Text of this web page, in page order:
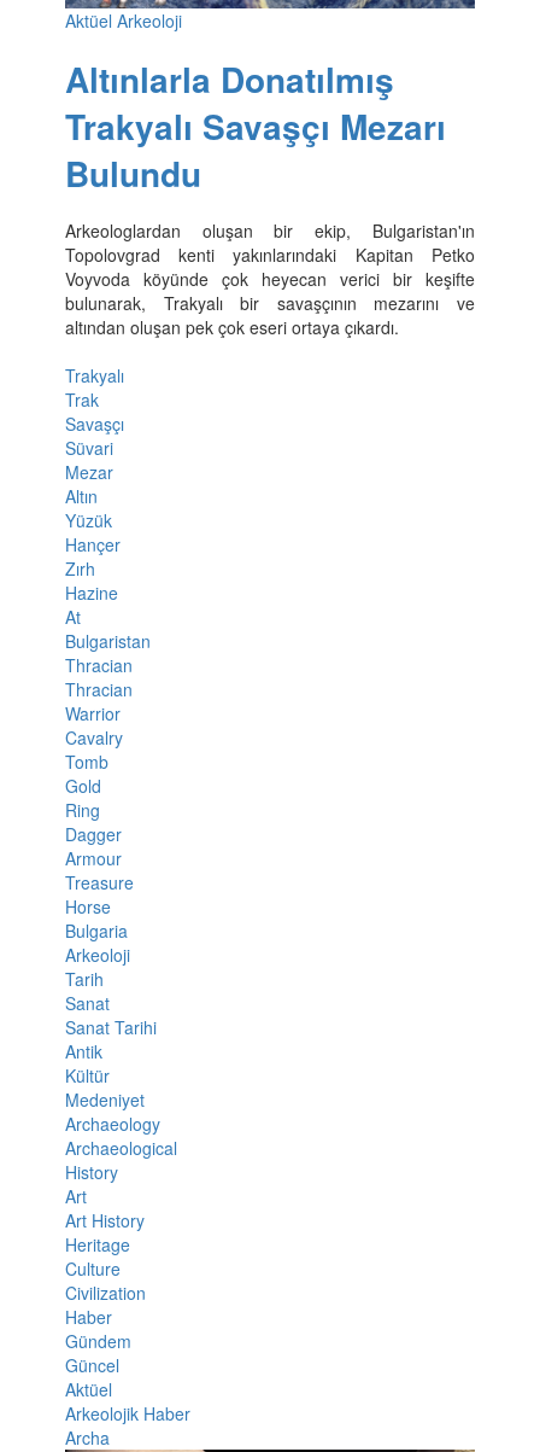
Aktüel Arkeoloji
Altınlarla Donatılmış
Trakyalı Savaşçı Mezarı
Bulundu
Arkeologlardan oluşan bir ekip, Bulgaristan'ın
Topolovgrad kenti yakınlarındaki Kapitan Petko
Voyvoda köyünde çok heyecan verici bir keşifte
bulunarak, Trakyalı bir savaşçının mezarını ve
altından oluşan pek çok eseri ortaya çıkardı.
Trakyalı
Trak
Savaşçı
Süvari
Mezar
Altın
Yüzük
Hançer
Zırh
Hazine
At
Bulgaristan
Thracian
Thracian
Warrior
Cavalry
Tomb
Gold
Ring
Dagger
Armour
Treasure
Horse
Bulgaria
Arkeoloji
Tarih
Sanat
Sanat Tarihi
Antik
Kültür
Medeniyet
Archaeology
Archaeological
History
Art
Art History
Heritage
Culture
Civilization
Haber
Gündem
Güncel
Aktüel
Arkeolojik Haber
Archa